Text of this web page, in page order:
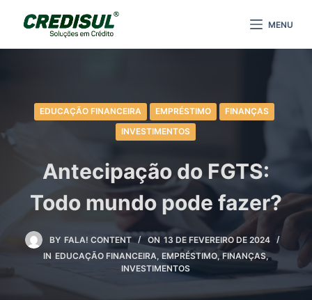
l
r
MENU
EDUCAÇÃO FINANCEIRA EMPRÉSTIMO
FINANÇAS
INVESTIMENTOS
Antecipação do FGTS:
Todo mundo pode fazer?
BY FALA! CONTENT ON 13 DE FEVEREIRO DE 2024
IN EDUCAÇÃO FINANCEIRA, EMPRÉSTIMO,FINANÇAS,
INVESTIMENTOS